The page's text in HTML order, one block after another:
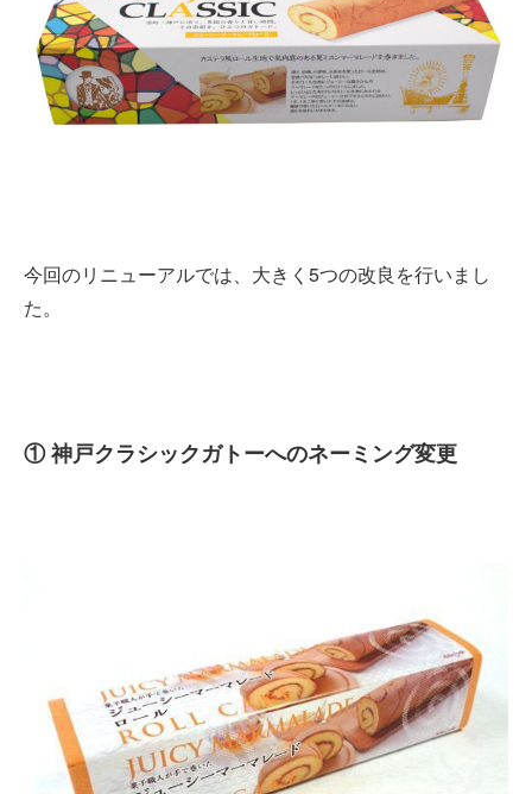
今回のリニューアルでは、大きく5つの改良を行いまし
た。
① 神戸クラシックガトーへのネーミング変更